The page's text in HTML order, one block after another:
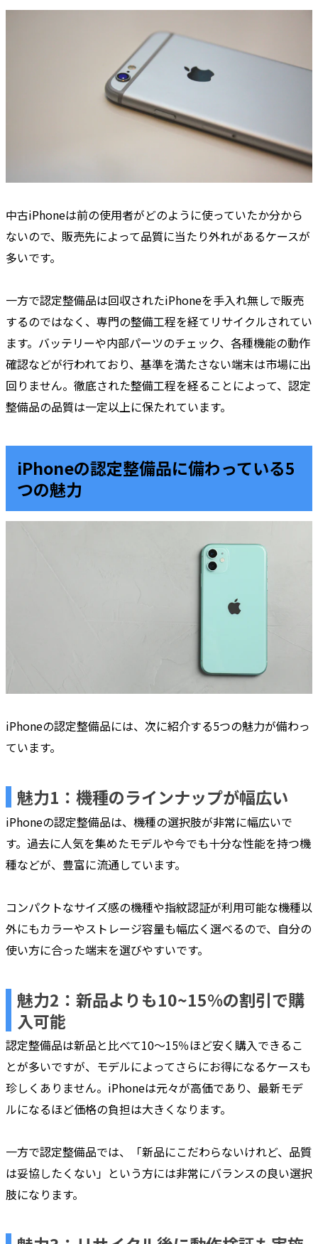
中古iPhoneは前の使用者がどのように使っていたか分から
ないので、販売先によって品質に当たり外れがあるケースが
多いです。
一方で認定整備品は回収されたiPhoneを手入れ無しで販売
するのではなく、専門の整備工程を経てリサイクルされてい
ます。バッテリーや内部パーツのチェック、各種機能の動作
確認などが行われており、基準を満たさない端末は市場に出
回りません。徹底された整備工程を経ることによって、認定
整備品の品質は一定以上に保たれています。
iPhoneの認定整備品に備わっている5
つの魅力
iPhoneの認定整備品には、次に紹介する5つの魅力が備わっ
ています。
魅力1：機種のラインナップが幅広い
iPhoneの認定整備品は、機種の選択肢が非常に幅広いで
す。過去に人気を集めたモデルや今でも十分な性能を持つ機
種などが、豊富に流通しています。
コンパクトなサイズ感の機種や指紋認証が利用可能な機種以
外にもカラーやストレージ容量も幅広く選べるので、自分の
使い方に合った端末を選びやすいです。
魅力2：新品よりも10~15%の割引で購
入可能
認定整備品は新品と比べて10〜15％ほど安く購入できるこ
とが多いですが、モデルによってさらにお得になるケースも
珍しくありません。iPhoneは元々が高価であり、最新モデ
ルになるほど価格の負担は大きくなります。
一方で認定整備品では、「新品にこだわらないけれど、品質
は妥協したくない」という方には非常にバランスの良い選択
肢になります。